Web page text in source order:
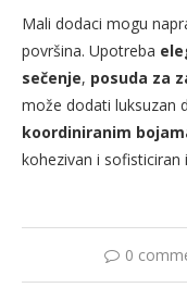
Mali dodaci mogu
površina. Upotreba
sečenje, posuda za
može dodati luksuzan
koordiniranim
kohezivan i sofisticiran
0